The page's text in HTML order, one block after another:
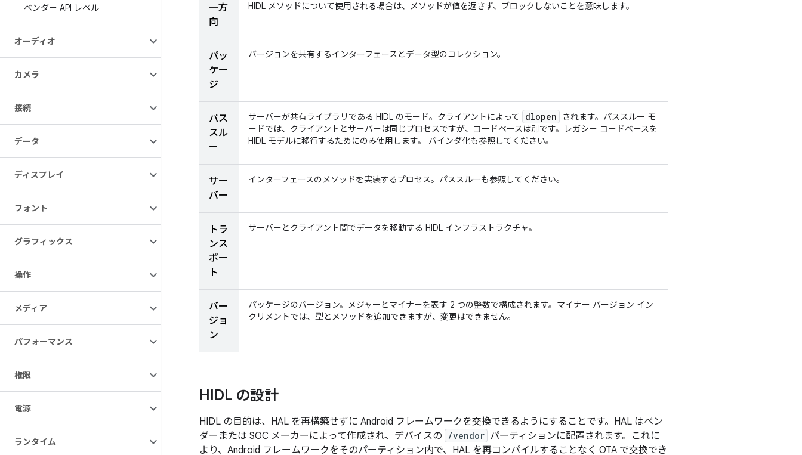
ベンダー API レベル
オーディオ
カメラ
接続
データ
ディスプレイ
フォント
グラフィックス
操作
メディア
パフォーマンス
権限
電源
ランタイム
一方
向
HIDL メソッドについて使用される場合は、メソッドが値を返さず、ブロックしないことを意味します。
パッ
ケー
ジ
バージョンを共有するインターフェースとデータ型のコレクション。
パス
スル
ー
サーバーが共有ライブラリである HIDL のモード。クライアントによって dlopen
されます。パススルー モ
ードでは、クライアントとサーバーは同じプロセスですが、コードベースは別です。レガシー コードベースを
HIDL モデルに移行するためにのみ使用します。 バインダ化も参照してください。
サー
バー
インターフェースのメソッドを実装するプロセス。パススルーも参照してください。
トラ
ンス
ポー
ト
サーバーとクライアント間でデータを移動する HIDL インフラストラクチャ。
バー
ジョ
ン
パッケージのバージョン。メジャーとマイナーを表す 2 つの整数で構成されます。マイナー バージョン イン
クリメントでは、型とメソッドを追加できますが、変更はできません。
HIDL の設計
HIDL の目的は、HAL を再構築せずに Android フレームワークを交換できるようにすることです。HAL はベン
ダーまたは SOC メーカーによって作成され、デバイスの
/vendor パーティションに配置されます。これに
より、Android フレームワークをそのパーティション内で、HAL を再コンパイルすることなく OTA で交換でき